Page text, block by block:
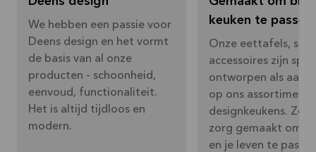
We hebben een passie voor
Deens design en het vormt
de basis van al onze
producten - schoonheid,
eenvoud, functionaliteit.
Het is altijd tijdloos en
modern.
keuken te passen
Onze eettafels,
accessoires zijn
ontworpen als
op ons assortiment
designkeukens. Ze
zorg gemaakt om in
en je leven te